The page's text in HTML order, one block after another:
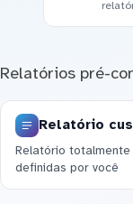
Relatórios pré-
Relatório
Relatório
definidas por você